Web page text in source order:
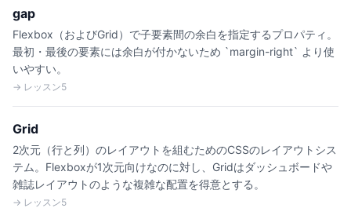
gap
Flexbox（およびGrid）で子要素間の余白を指定するプロパティ。
最初・最後の要素には余白が付かないため `margin-right` より使
いやすい。
→ レッスン5
Grid
2次元（行と列）のレイアウトを組むためのCSSのレイアウトシス
テム。Flexboxが1次元向けなのに対し、Gridはダッシュボードや
雑誌レイアウトのような複雑な配置を得意とする。
→ レッスン5